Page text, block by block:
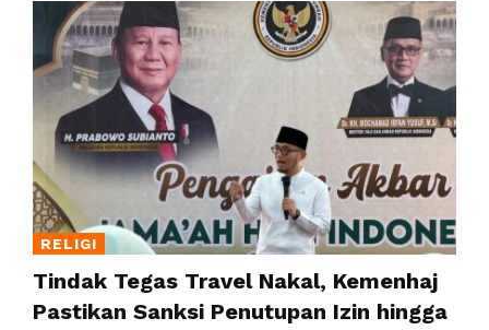
RELIGI
Tindak Tegas Travel Nakal, Kemenhaj
Pastikan Sanksi Penutupan Izin hingga